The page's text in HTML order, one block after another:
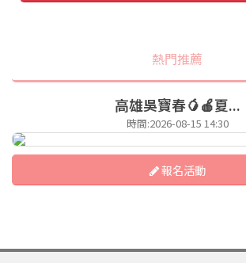
熱門推薦
高雄吳寶春🥭🍎夏...
時間:2026-08-15 14:30
報名活動